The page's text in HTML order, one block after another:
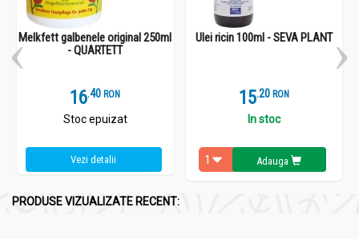
Melkfett galbenele original 250ml
- QUARTETT
16.4 RON
Stoc epuizat
Vezi detalii
Ulei ricin 100ml - SEVA PLANT
15.2 RON
In stoc
Adauga
PRODUSE VIZUALIZATE RECENT: